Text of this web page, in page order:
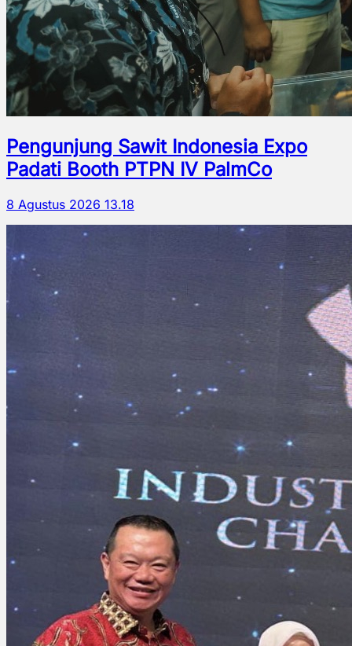
Pengunjung Sawit Indonesia Expo
Padati Booth PTPN IV PalmCo
8 Agustus 2026 13.18